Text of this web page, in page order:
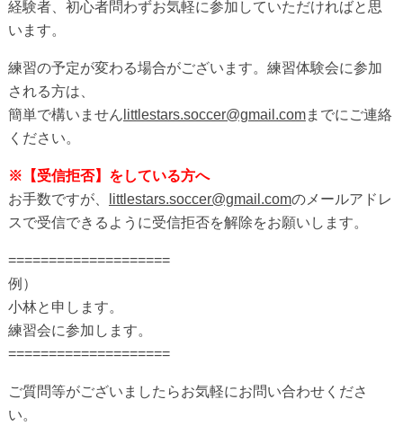
経験者、初心者問わずお気軽に参加していただければと思
います。
練習の予定が変わる場合がございます。練習体験会に参加
される方は、
簡単で構いません littlestars.soccer@gmail.comまでにご連絡
ください。
※【受信拒否】をしている方へ
お手数ですが、
littlestars.soccer@gmail.comのメールアドレ
スで受信できるように受信拒否を解除をお願いします。
====================
例）
小林と申します。
練習会に参加します。
====================
ご質問等がございましたらお気軽にお問い合わせくださ
い。